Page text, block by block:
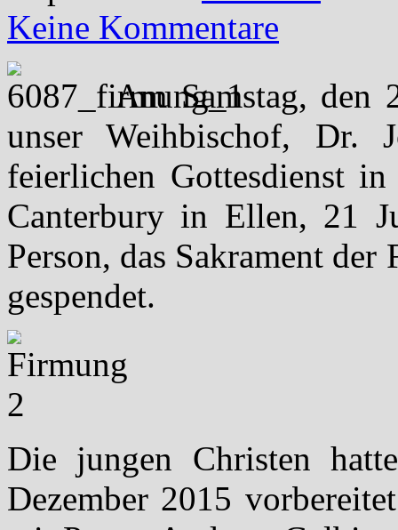
Keine Kommentare
Am Samstag, den
unser Weihbischof, Dr.
feierlichen Gottesdienst
Canterbury in Ellen, 21
Person, das Sakrament
gespendet.
Die jungen Christen
Dezember 2015